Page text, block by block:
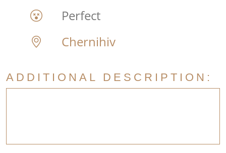
Perfect
Chernihiv
ADDITIONAL DESCRIPTION: